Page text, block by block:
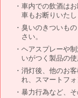
車内での飲酒は
車もお断りいたし
臭いのきついも
さい。
ヘアスプレーや
いがつく製品の使
消灯後、他のお
れ、スマートフ
暴力行為など、